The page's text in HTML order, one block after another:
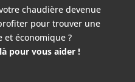
chaudière devenue
pour trouver une
économique ?
pour vous aider !